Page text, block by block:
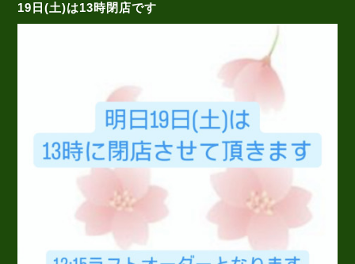
19日(土)は13時閉店です